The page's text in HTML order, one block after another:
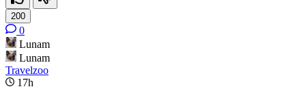
200
0
Lunam
Lunam
Travelzoo
17h